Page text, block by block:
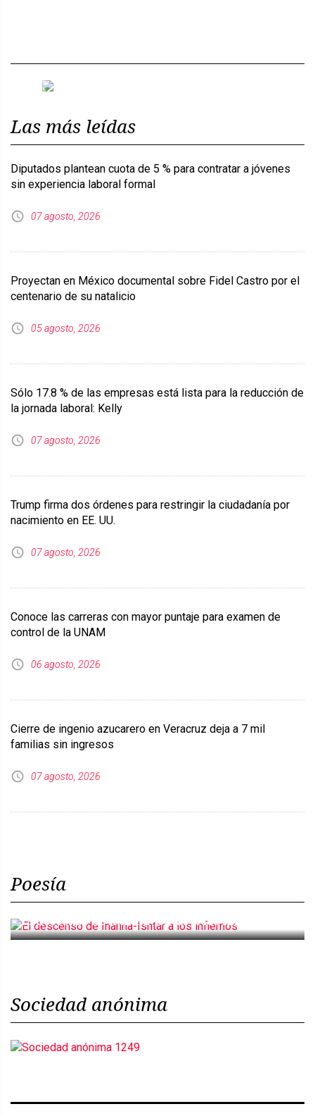
Previous
Las más leídas
Diputados plantean cuota de 5 % para contratar a jóvenes
sin experiencia laboral formal
07 agosto, 2026
Proyectan en México documental sobre Fidel Castro por el
centenario de su natalicio
05 agosto, 2026
Sólo 17.8 % de las empresas está lista para la reducción de
la jornada laboral: Kelly
07 agosto, 2026
Trump firma dos órdenes para restringir la ciudadanía por
nacimiento en EE. UU.
07 agosto, 2026
Conoce las carreras con mayor puntaje para examen de
control de la UNAM
06 agosto, 2026
Cierre de ingenio azucarero en Veracruz deja a 7 mil
familias sin ingresos
07 agosto, 2026
Poesía
El descenso de Inanna-Ishtar a los infiernos
Sociedad anónima